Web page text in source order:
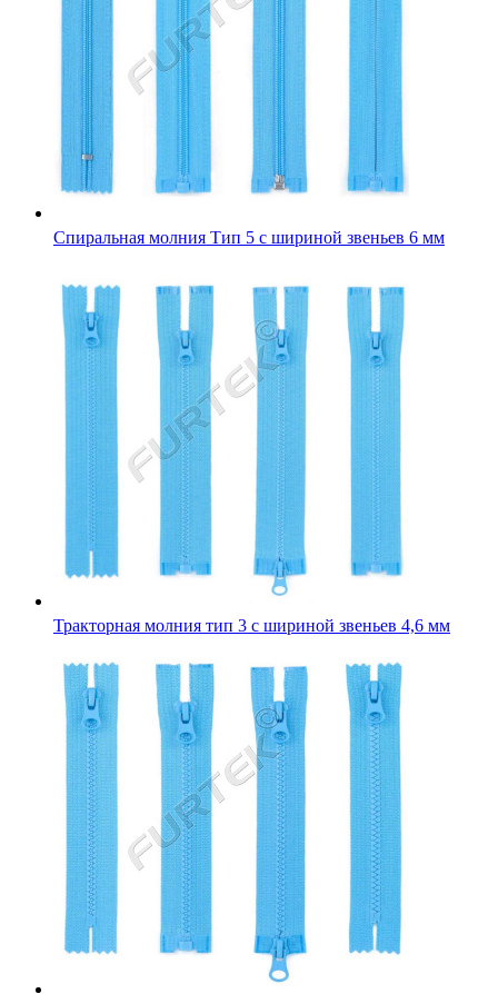
Спиральная молния Тип 5 с шириной звеньев 6 мм
Тракторная молния тип 3 с шириной звеньев 4,6 мм